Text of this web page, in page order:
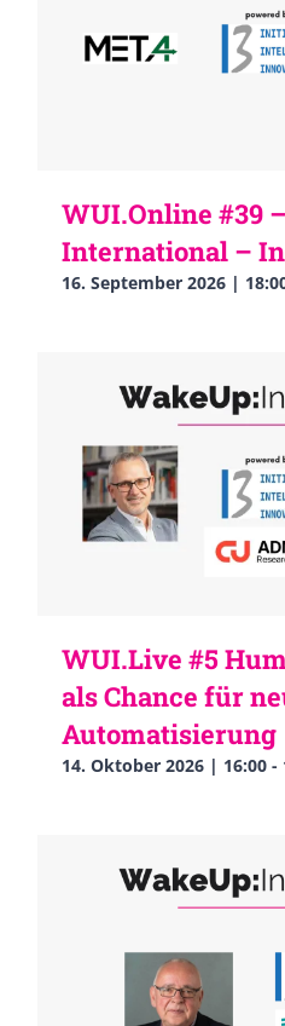
WUI.Online #39
International –
16. September 2026 |
WUI.Live #5
als Chance für
Automatisierung
14. Oktober 2026 | 16:00 -